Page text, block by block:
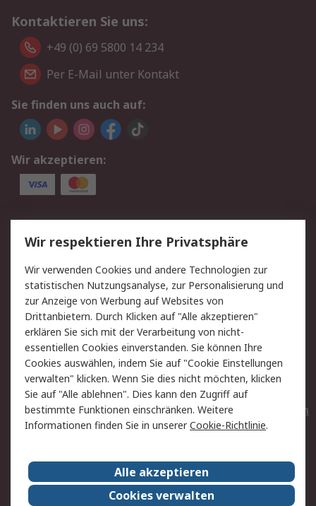
Kontaktieren Sie uns:
+49 (0) 69 5800 14 234
Per E-Mail unter Kontakt
Sie finden uns auch auf:
Wir akzeptieren:
Service
Value Added Services
Lieferlösungen
Rücksendungen
Kontakt
Hilfe
Privatkunden
Rechtliches
AGB
Datenschutz
Cookie-Richtlinie
Zahlungsbedingungen
Copyright/Impressum
Entsorgung
Elektrogeräte/Batterien
RS weltweit
Karriere bei RS
Nachhaltigkeit
Wir respektieren Ihre Privatsphäre
Wir verwenden Cookies und andere Technologien zur
statistischen Nutzungsanalyse, zur Personalisierung und
zur Anzeige von Werbung auf Websites von
Drittanbietern. Durch Klicken auf "Alle akzeptieren"
erklären Sie sich mit der Verarbeitung von nicht-
essentiellen Cookies einverstanden. Sie können Ihre
Cookies auswählen, indem Sie auf "Cookie Einstellungen
verwalten" klicken. Wenn Sie dies nicht möchten, klicken
Sie auf "Alle ablehnen". Dies kann den Zugriff auf
bestimmte Funktionen einschränken. Weitere
Informationen finden Sie in unsererCookie-Richtlinie.
Alle akzeptieren
Cookies verwalten